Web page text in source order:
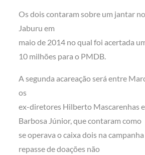
Os dois contaram sobre um jantar
Jaburu em
maio de 2014 no qual foi acertada
10 milhões para o PMDB.
A segunda acareação será entre
os
ex-diretores Hilberto Mascarenhas
Barbosa Júnior, que contaram como
se operava o caixa dois na
repasse de doações não